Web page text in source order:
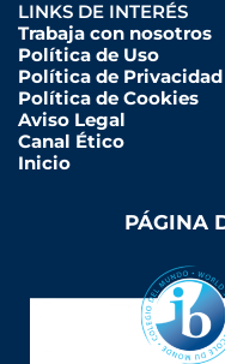
LINKS DE INTERÉS
Trabaja con nosotros
Política de Uso
Política de Privacidad
Política de Cookies
Aviso Legal
Canal Ético
Inicio
PÁGINA